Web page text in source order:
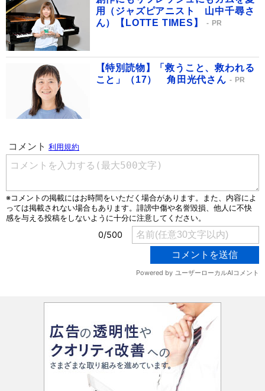
用（ジャズピアニスト 山中千尋さ
ん）【LOTTE TIMES】
PR
【特別読物】「救うこと、救われる
こと」（17） 角田光代さん
PR